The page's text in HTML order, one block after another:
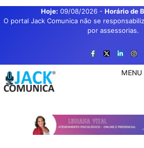
Hoje: 09/08/2026- Horário de
O portal Jack Comunica não se
por assessorias.
MENU